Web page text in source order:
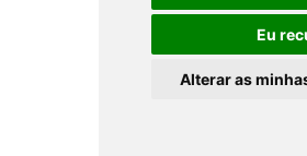
Eu
Alterar as